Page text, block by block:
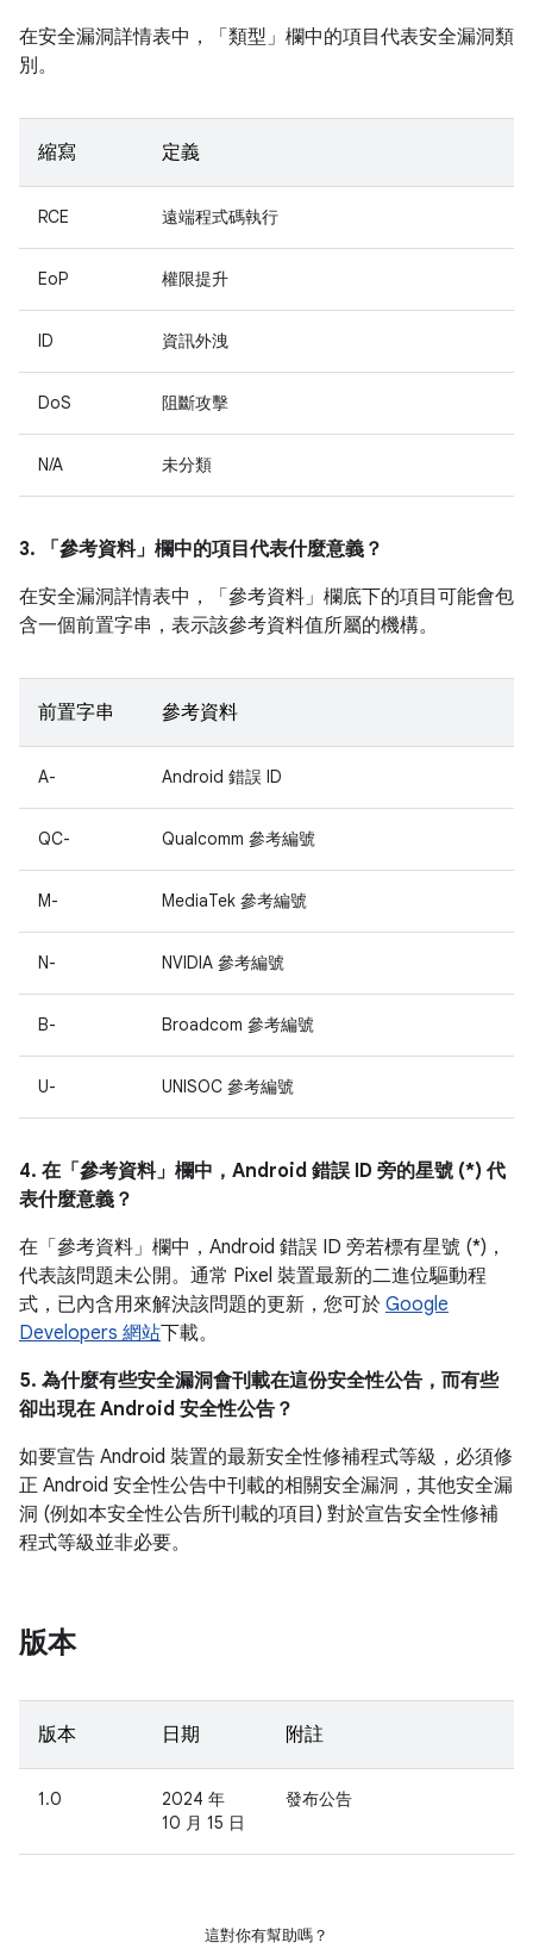
在安全漏洞詳情表中，「類型」 欄中的項目代表安全漏洞類
別。
縮寫 定義
RCE 遠端程式碼執行
EoP 權限提升
ID 資訊外洩
DoS 阻斷攻擊
N/A 未分類
3. 「參考資料」 欄中的項目代表什麼意義？
在安全漏洞詳情表中，「參考資料」 欄底下的項目可能會包
含一個前置字串，表示該參考資料值所屬的機構。
前置字串 參考資料
A- Android 錯誤 ID
QC- Qualcomm 參考編號
M- MediaTek 參考編號
N- NVIDIA 參考編號
B- Broadcom 參考編號
U- UNISOC 參考編號
4. 在「參考資料」 欄中，Android 錯誤 ID 旁的星號 (*) 代
表什麼意義？
在「參考資料」 欄中，Android 錯誤 ID 旁若標有星號 (*)，
代表該問題未公開。通常 Pixel 裝置最新的二進位驅動程
式，已內含用來解決該問題的更新，您可於 Google
Developers 網站下載。
5. 為什麼有些安全漏洞會刊載在這份安全性公告，而有些
卻出現在 Android 安全性公告？
如要宣告 Android 裝置的最新安全性修補程式等級，必須修
正 Android 安全性公告中刊載的相關安全漏洞，其他安全漏
洞 (例如本安全性公告所刊載的項目) 對於宣告安全性修補
程式等級並非必要。
版本
版本 日期 附註
1.0
2024 年
10 月 15 日
發布公告
這對你有幫助嗎？